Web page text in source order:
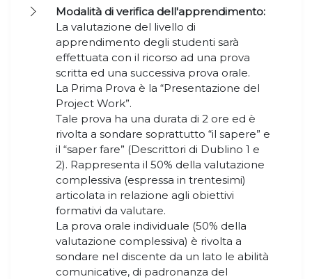
Modalità di verifica dell'apprendimento:
La valutazione del livello di
apprendimento degli studenti sarà
effettuata con il ricorso ad una prova
scritta ed una successiva prova orale.
La Prima Prova è la “Presentazione del
Project Work”.
Tale prova ha una durata di 2 ore ed è
rivolta a sondare soprattutto “il sapere” e
il “saper fare” (Descrittori di Dublino 1 e
2). Rappresenta il 50% della valutazione
complessiva (espressa in trentesimi)
articolata in relazione agli obiettivi
formativi da valutare.
La prova orale individuale (50% della
valutazione complessiva) è rivolta a
sondare nel discente da un lato le abilità
comunicative, di padronanza del